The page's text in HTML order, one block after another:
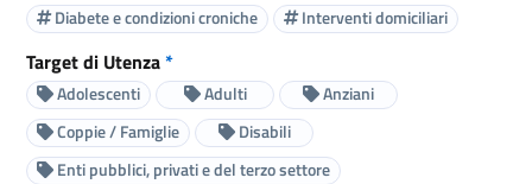
Diabete e condizioni croniche
Interventi domiciliari
Target di Utenza*
Adolescenti Adulti
Anziani
Coppie / Famiglie
Disabili
Enti pubblici, privati e del terzo settore